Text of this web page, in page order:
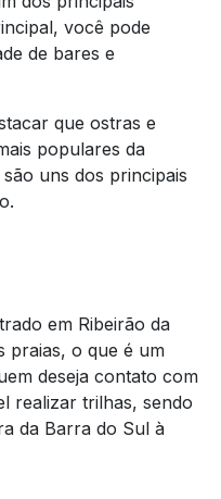
você pode
de bares e
que ostras e
populares da
uns dos principais
em Ribeirão da
praias, o que é um
deseja contato com
realizar trilhas, sendo
da Barra do Sul à